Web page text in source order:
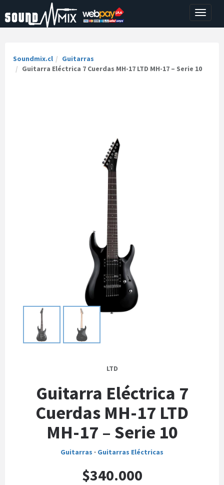
Toggle
Soundmix.cl
Guitarras
Guitarra Eléctrica 7 Cuerdas MH-17 LTD MH-17 – Serie 10
LTD
Guitarra Eléctrica 7
Cuerdas MH-17 LTD
MH-17 – Serie 10
Guitarras · Guitarras Eléctricas
$340.000